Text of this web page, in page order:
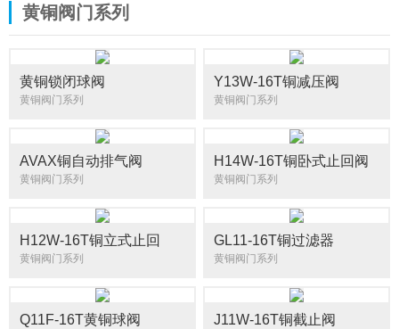
黄铜阀门系列
黄铜锁闭球阀
黄铜阀门系列
Y13W-16T铜减压阀
黄铜阀门系列
AVAX铜自动排气阀
黄铜阀门系列
H14W-16T铜卧式止回阀
黄铜阀门系列
H12W-16T铜立式止回
黄铜阀门系列
GL11-16T铜过滤器
黄铜阀门系列
Q11F-16T黄铜球阀 J11W-16T铜截止阀